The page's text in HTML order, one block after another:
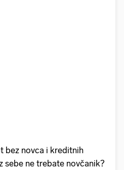
bez novca i kreditnih
sebe ne trebate novčanik?